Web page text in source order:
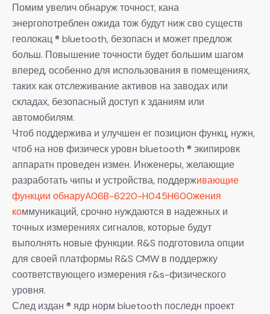
Помим увелич обнаруж точност, кана
энергопотреблен ожида тож будут ниж сво существ
геолокац ® bluetooth, безопасн и может предлож
больш. Повышение точности будет большим шагом
вперед, особенно для использования в помещениях,
таких как отслеживание активов на заводах или
складах, безопасный доступ к зданиям или
автомобилям.
Чтоб поддержива и улучшен ег позицион функц, нужн,
чтоб на нов физическ уровн bluetooth ® экипировк
аппаратн проведен измен. Инженеры, желающие
разработать чипы и устройства, поддерживающие
функции обнаруA06B-6220-H045H600жения
коммуникаций, срочно нуждаются в надежных и
точных измерениях сигналов, которые будут
выполнять новые функции. R&S подготовила опции
для своей платформы R&S CMW в поддержку
соответствующего измерения r&s-физического
уровня.
След издан ® ядр норм bluetooth последн проект